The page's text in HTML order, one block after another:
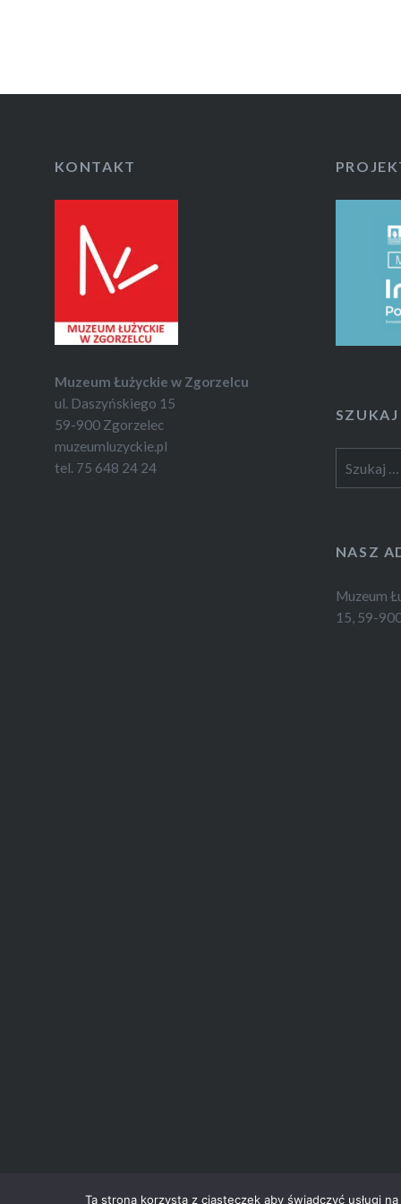
KONTAKT
Muzeum Łużyckie w Zgorzelcu
ul. Daszyńskiego 15
59-900 Zgorzelec
muzeumluzyckie.pl
tel. 75 648 24 24
SZUKAJ
NASZ
Muzeum
15, 59-
Ta strona korzysta z ciasteczek aby świadczyć usługi